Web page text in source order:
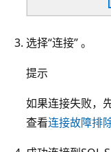
选择“连接” 。
提示
如果连接失败，
查看连接故障排